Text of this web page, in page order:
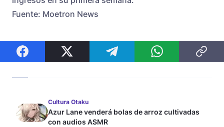
Fuente: Moetron News
Cultura Otaku
Azur Lane venderá bolas de arroz cultivadas
con audios ASMR